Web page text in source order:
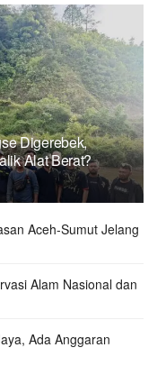
Digerebek,
Alat Berat?
Aceh-Sumut Jelang
Alam Nasional dan
Ada Anggaran